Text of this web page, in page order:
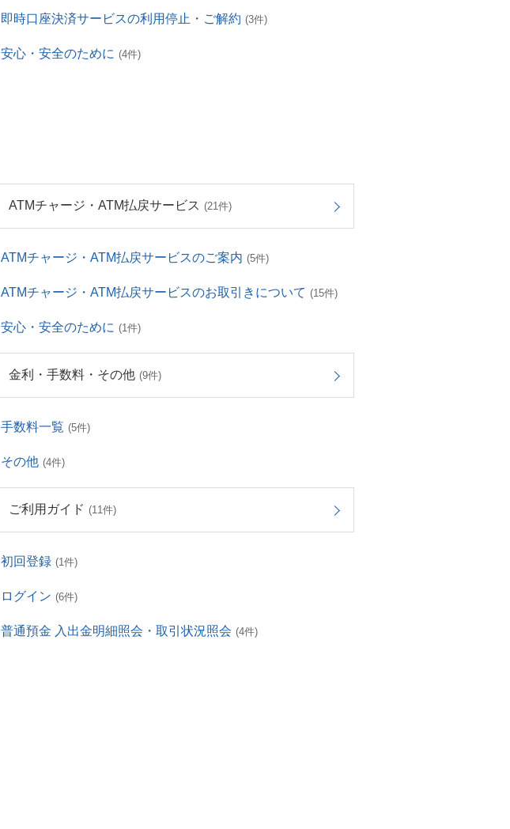
即時口座決済サービスの利用停止・ご解約 (3件)
安心・安全のために (4件)
ATMチャージ・ATM払戻サービス (21件)
ATMチャージ・ATM払戻サービスのご案内 (5件)
ATMチャージ・ATM払戻サービスのお取引きについて (15件)
安心・安全のために (1件)
金利・手数料・その他 (9件)
手数料一覧 (5件)
その他 (4件)
ご利用ガイド (11件)
初回登録 (1件)
ログイン (6件)
普通預金 入出金明細照会・取引状況照会 (4件)